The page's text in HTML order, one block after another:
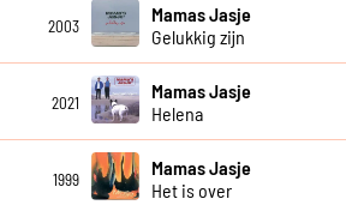
2003
Mamas Jasje
Gelukkig zijn
2021
Mamas Jasje
Helena
1999
Mamas Jasje
Het is over